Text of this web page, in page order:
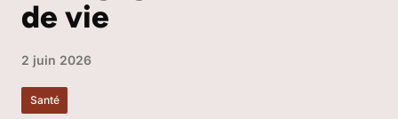
de vie
2 juin 2026
Santé